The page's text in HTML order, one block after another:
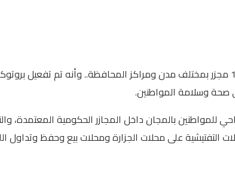
أعلن محافظ الشرقية المهندس حازم الأشموني انه تم نحر 1153 أضحية داخل المجازر الحكومية والبالغ عددها 16 مجزر بمختلف مدن
صحة وسلامة المواطنين.
للمواطنين بالمجان داخل المجازر الحكومية المعتمدة،
التفتيشية على محلات الجزارة ومحلات بيع وحفظ وتداول